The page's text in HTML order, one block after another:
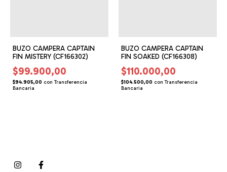
BUZO CAMPERA CAPTAIN
FIN MISTERY (CF166302)
$99.900,00
$94.905,00 con Transferencia
Bancaria
BUZO CAMPERA CAPTAIN
FIN SOAKED (CF166308)
$110.000,00
$104.500,00 con Transferencia
Bancaria